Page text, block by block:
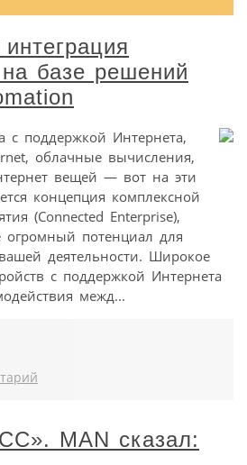
базе решений
с поддержкой Интернета,
облачные вычисления,
вещей — вот на эти
концепция комплексной
(Connected Enterprise),
огромный потенциал для
деятельности. Широкое
с поддержкой Интернета
межд...
MAN сказал: